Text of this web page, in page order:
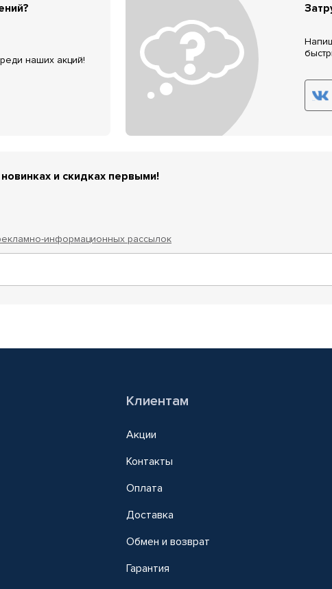
наших акций!
и скидках первыми!
информационных рассылок
Клиентам
Акции
Контакты
Оплата
Доставка
Обмен и возврат
Гарантия